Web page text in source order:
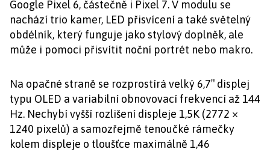
Google Pixel 6, částečně i Pixel 7. V modulu se
nachází trio kamer, LED přisvícení a také světelný
obdélník, který funguje jako stylový doplněk, ale
může i pomoci přisvítit noční portrét nebo makro.
Na opačné straně se rozprostírá velký 6,7″ displej
typu OLED a variabilní obnovovací frekvencí až 144
Hz. Nechybí vyšší rozlišení displeje 1,5K (2772 ×
1240 pixelů) a samozřejmě tenoučké rámečky
kolem displeje o tloušťce maximálně 1,46